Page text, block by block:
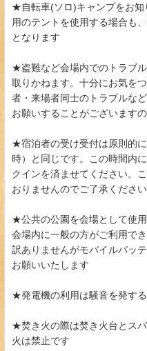
★自転車(ソロ)キャンプをお知
用のテントを使用する場合も
となります
★盗難など会場内でのトラブ
取りかねます。十分にお気を
者・来場者同士のトラブルな
お願いすることがございます
★宿泊者の受け受付は原則的
時）と同じです。この時間内
クインを済ませてください。
おりませんのでご了承ください
★公共の公園を会場として使
会場内に一般の方がご利用で
訳ありませんがモバイルバッ
お願いいたします
★発電機の利用は騒音を発す
★焚き火の際は焚き火台とス
火は禁止です